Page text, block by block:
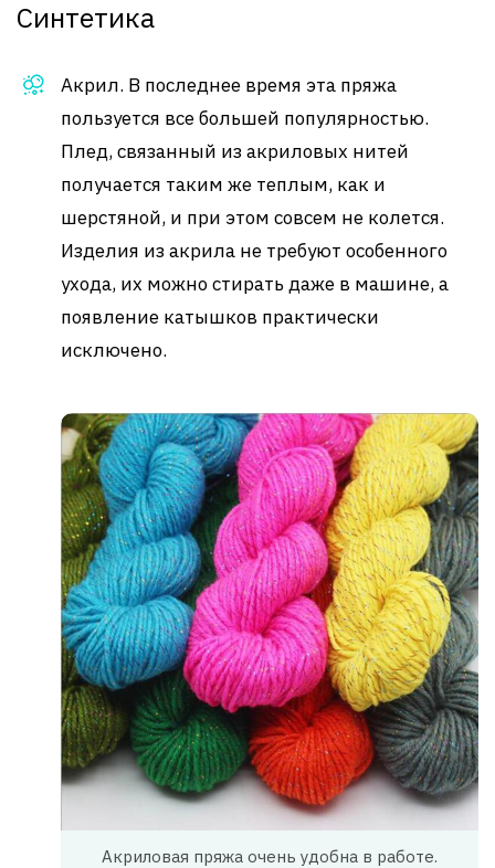
Синтетика
Акрил. В последнее время эта пряжа
пользуется все большей популярностью.
Плед, связанный из акриловых нитей
получается таким же теплым, как и
шерстяной, и при этом совсем не колется.
Изделия из акрила не требуют особенного
ухода, их можно стирать даже в машине, а
появление катышков практически
исключено.
Акриловая пряжа очень удобна в работе.